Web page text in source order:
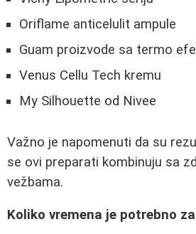
Oriflame anticelulit ampule
Guam proizvode sa termo
Venus Cellu Tech kremu
My Silhouette od Nivee
Važno je napomenuti da su
se ovi preparati kombinuju sa
vežbama.
Koliko vremena je potrebno